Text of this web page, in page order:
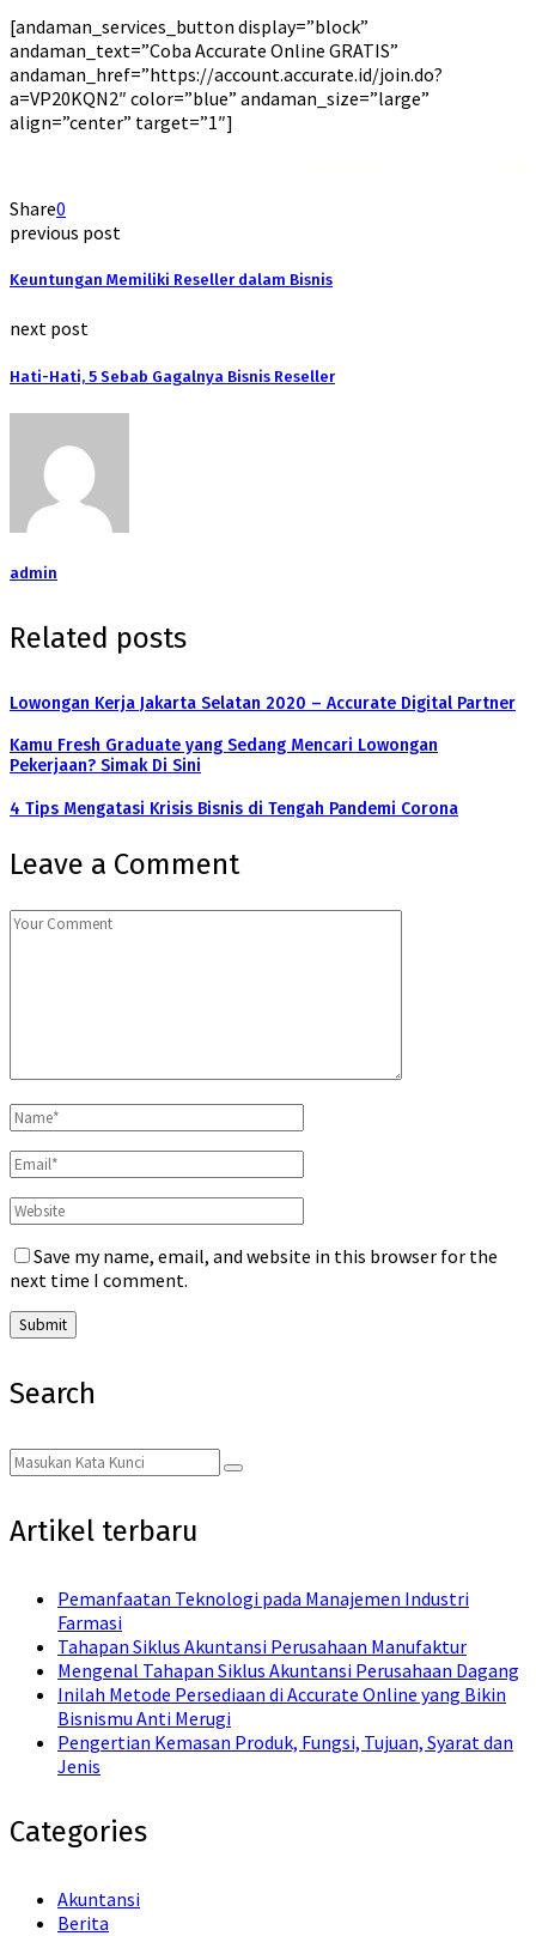
[andaman_services_button display=”block”
andaman_text=”Coba Accurate Online GRATIS”
andaman_href=”https://account.accurate.id/join.do?
a=VP20KQN2″ color=”blue” andaman_size=”large”
align=”center” target=”1″]
Share0
previous post
Keuntungan Memiliki Reseller dalam Bisnis
next post
Hati-Hati, 5 Sebab Gagalnya Bisnis Reseller
admin
Related posts
Lowongan Kerja Jakarta Selatan 2020 – Accurate Digital Partner
Kamu Fresh Graduate yang Sedang Mencari Lowongan
Pekerjaan? Simak Di Sini
4 Tips Mengatasi Krisis Bisnis di Tengah Pandemi Corona
Leave a Comment
Save my name, email, and website in this browser for the
next time I comment.
Search
Search
for:
Search
Artikel terbaru
Pemanfaatan Teknologi pada Manajemen Industri
Farmasi
Tahapan Siklus Akuntansi Perusahaan Manufaktur
Mengenal Tahapan Siklus Akuntansi Perusahaan Dagang
Inilah Metode Persediaan di Accurate Online yang Bikin
Bisnismu Anti Merugi
Pengertian Kemasan Produk, Fungsi, Tujuan, Syarat dan
Jenis
Categories
Akuntansi
Berita